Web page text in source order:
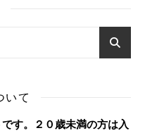
いて
す。２０歳未満の方は入